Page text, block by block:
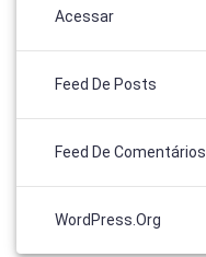
Acessar
Feed De Posts
Feed De Comentários
WordPress.org